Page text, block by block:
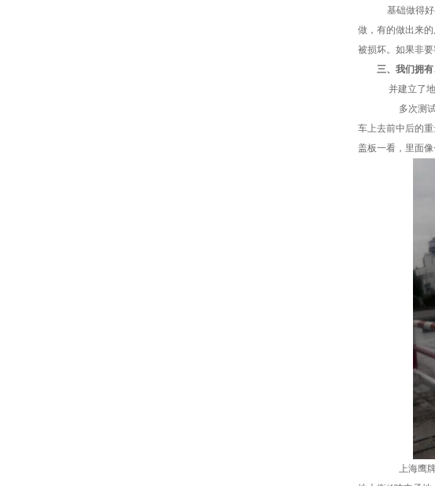
基础做得
做，有的做出来
被损坏。如果非
三、我们拥有
并建立了地
多次测试
车上去前中后的
盖板一看，里面
上海鹰牌